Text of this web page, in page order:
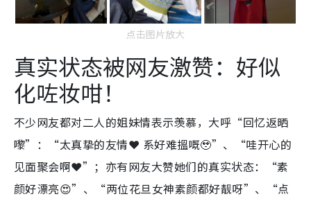
点击图片放大
真实状态被网友激赞：好似
化咗妆咁！
不少网友都对二人的姐妹情表示羡慕，大呼“回忆返晒
嚟”：“太真挚的友情❤️ 系好难搵嘅🥹”、“哇开心的
见面聚会啊❤️”；亦有网友大赞她们的真实状态：“素
颜好漂亮😍”、“两位花旦女神素颜都好靓呀”、“点